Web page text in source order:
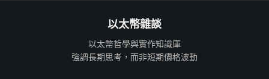
以太幣雜談
以太幣哲學與實作知識庫
強調長期思考，而非短期價格波動